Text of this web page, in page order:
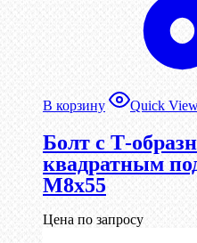
В корзину Quick
Болт с Т-
квадратным
М8х55
Цена по запросу